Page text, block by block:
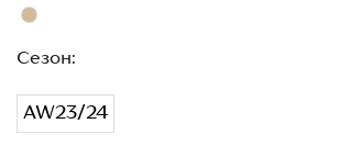
Сезон:
AW23/24